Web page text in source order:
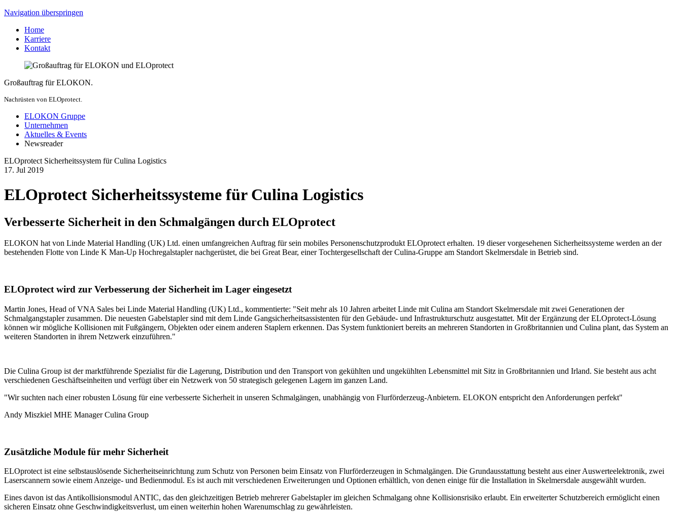
Navigation überspringen
Home
Karriere
Kontakt
Großauftrag für ELOKON.
Nachrüsten von ELOprotect.
ELOKON Gruppe
Unternehmen
Aktuelles & Events
Newsreader
ELOprotect Sicherheitssystem für Culina Logistics
17. Jul 2019
ELOprotect Sicherheitssysteme für Culina Logistics
Verbesserte Sicherheit in den Schmalgängen durch ELOprotect
ELOKON hat von Linde Material Handling (UK) Ltd. einen umfangreichen Auftrag für sein mobiles Personenschutzprodukt ELOprotect erhalten. 19 dieser vorgesehenen Sicherheitssysteme werden an der
bestehenden Flotte von Linde K Man-Up Hochregalstapler nachgerüstet, die bei Great Bear, einer Tochtergesellschaft der Culina-Gruppe am Standort Skelmersdale in Betrieb sind.
ELOprotect wird zur Verbesserung der Sicherheit im Lager eingesetzt
Martin Jones, Head of VNA Sales bei Linde Material Handling (UK) Ltd., kommentierte: "Seit mehr als 10 Jahren arbeitet Linde mit Culina am Standort Skelmersdale mit zwei Generationen der
Schmalgangstapler zusammen. Die neuesten Gabelstapler sind mit dem Linde Gangsicherheitsassistenten für den Gebäude- und Infrastrukturschutz ausgestattet. Mit der Ergänzung der ELOprotect-Lösung
können wir mögliche Kollisionen mit Fußgängern, Objekten oder einem anderen Staplern erkennen. Das System funktioniert bereits an mehreren Standorten in Großbritannien und Culina plant, das System an
weiteren Standorten in ihrem Netzwerk einzuführen."
Die Culina Group ist der marktführende Spezialist für die Lagerung, Distribution und den Transport von gekühlten und ungekühlten Lebensmittel mit Sitz in Großbritannien und Irland. Sie besteht aus acht
verschiedenen Geschäftseinheiten und verfügt über ein Netzwerk von 50 strategisch gelegenen Lagern im ganzen Land.
"Wir suchten nach einer robusten Lösung für eine verbesserte Sicherheit in unseren Schmalgängen, unabhängig von Flurförderzeug-Anbietern. ELOKON entspricht den Anforderungen perfekt"
Andy Miszkiel MHE Manager Culina Group
Zusätzliche Module für mehr Sicherheit
ELOprotect ist eine selbstauslösende Sicherheitseinrichtung zum Schutz von Personen beim Einsatz von Flurförderzeugen in Schmalgängen. Die Grundausstattung besteht aus einer Auswerteelektronik, zwei
Laserscannern sowie einem Anzeige- und Bedienmodul. Es ist auch mit verschiedenen Erweiterungen und Optionen erhältlich, von denen einige für die Installation in Skelmersdale ausgewählt wurden.
Eines davon ist das Antikollisionsmodul ANTIC, das den gleichzeitigen Betrieb mehrerer Gabelstapler im gleichen Schmalgang ohne Kollisionsrisiko erlaubt. Ein erweiterter Schutzbereich ermöglicht einen
sicheren Einsatz ohne Geschwindigkeitsverlust, um einen weiterhin hohen Warenumschlag zu gewährleisten.